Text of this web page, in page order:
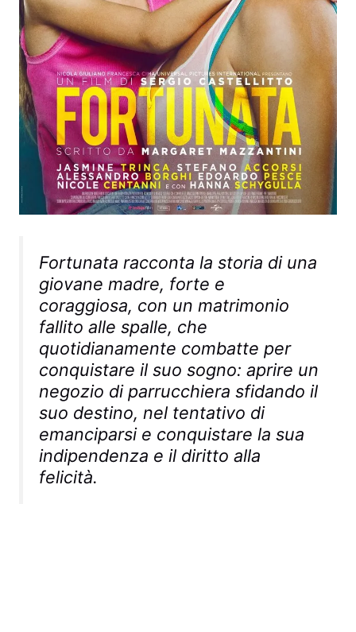
Fortunata racconta la storia di una
giovane madre, forte e
coraggiosa, con un matrimonio
fallito alle spalle, che
quotidianamente combatte per
conquistare il suo sogno: aprire un
negozio di parrucchiera sfidando il
suo destino, nel tentativo di
emanciparsi e conquistare la sua
indipendenza e il diritto alla
felicità.